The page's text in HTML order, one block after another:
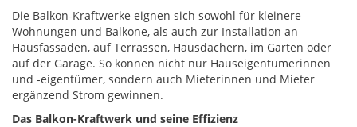
Die Balkon-Kraftwerke eignen sich sowohl für kleinere
Wohnungen und Balkone, als auch zur Installation an
Hausfassaden, auf Terrassen, Hausdächern, im Garten oder
auf der Garage. So können nicht nur Hauseigentümerinnen
und -eigentümer, sondern auch Mieterinnen und Mieter
ergänzend Strom gewinnen.
Das Balkon-Kraftwerk und seine Effizienz